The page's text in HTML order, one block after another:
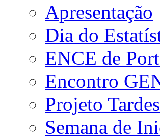
Apresentação
Dia do
ENCE de
Encontro
Projeto
Semana de